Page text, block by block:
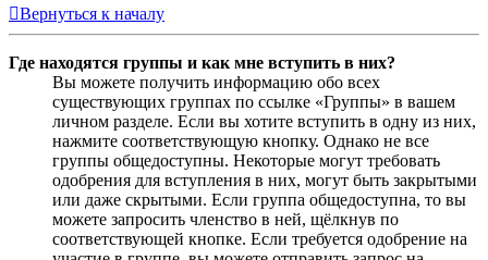
Вернуться к началу
Где находятся группы и как мне вступить в них?
Вы можете получить информацию обо всех
существующих группах по ссылке «Группы» в вашем
личном разделе. Если вы хотите вступить в одну из них,
нажмите соответствующую кнопку. Однако не все
группы общедоступны. Некоторые могут требовать
одобрения для вступления в них, могут быть закрытыми
или даже скрытыми. Если группа общедоступна, то вы
можете запросить членство в ней, щёлкнув по
соответствующей кнопке. Если требуется одобрение на